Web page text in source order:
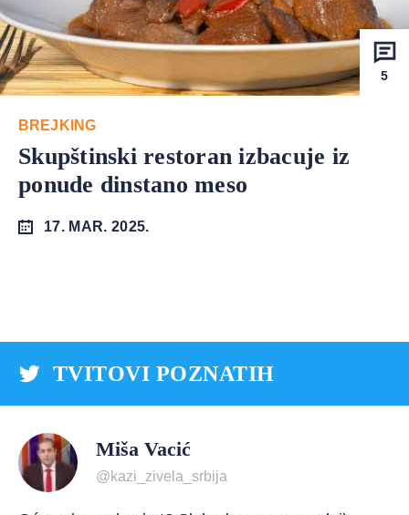
5
BREJKING
Skupštinski restoran izbacuje iz
ponude dinstano meso
17. MAR. 2025.
TVITOVI POZNATIH
Miša Vacić
@kazi_zivela_srbija